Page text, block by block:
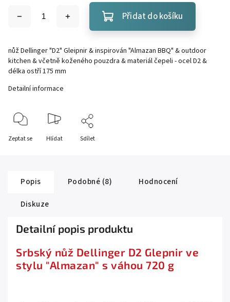
Přidat do košíku
nůž Dellinger "D2" Gleipnir & inspirován "Almazan BBQ" & outdoor
kitchen & včetně koženého pouzdra & materiál čepeli - ocel D2 &
délka ostří 175 mm
Detailní informace
Zeptat se Hlídat Sdílet
Popis Podobné (8)
Hodnocení
Diskuze
Detailní popis produktu
Srbský nůž Dellinger D2 Glepnir ve
stylu "Almazan" s váhou 720 g